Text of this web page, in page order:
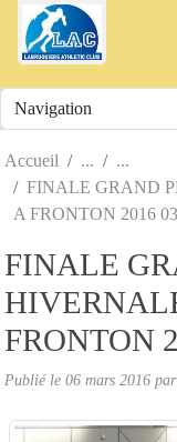
Accueil
FINALE GRAND
A FRONTON 2016
FINALE
FRONTON
Publié le 06 mars 2016
Panneau de gestion des